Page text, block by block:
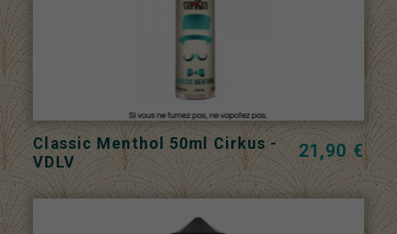
Classic Menthol 50ml Cirkus -
VDLV
21,90 €